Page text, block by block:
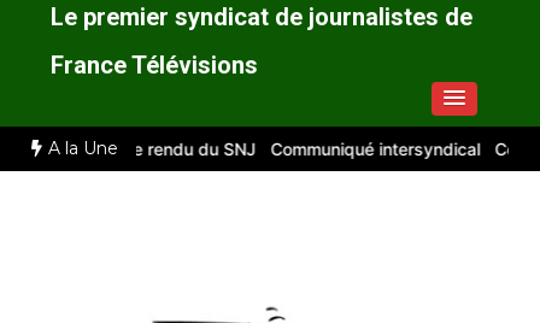
Le premier syndicat de journalistes de
France Télévisions
A la Une
2026 : compte rendu du SNJ Communiqué intersyndical